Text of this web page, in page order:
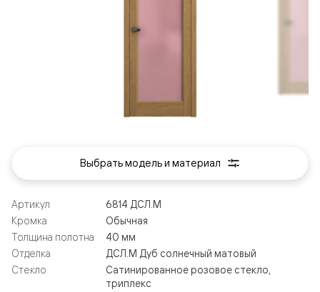
Артикул
6814 ДСЛ.М
Кромка
Обычная
Толщина полотна
40 мм
Отделка
ДСЛ.М Дуб солнечный матовый
Стекло
Сатинированное розовое стекло,
триплекс
Выбрать модель и материал